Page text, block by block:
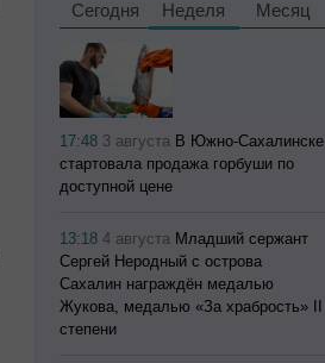
Сегодня Неделя Месяц
17:48 3 августа В Южно-Сахалинске
стартовала продажа горбуши по
доступной цене
13:184 августа Младший сержант
Сергей Неродный с острова
Сахалин награждён медалью
Жукова, медалью «За храбрость» II
степени